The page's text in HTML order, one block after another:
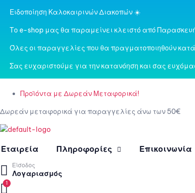
Ειδοποίηση Καλοκαιρινών Διακοπών ☀️
Το e-shop μας θα παραμείνει κλειστό από
Όλες οι παραγγελίες που θα πραγματοποιηθούν
Σας ευχαριστούμε για την κατανόηση και σας
Προϊόντα με Δωρεάν Μεταφορικά!
Δωρεάν μεταφορικά για παραγγελίες άνω των 50€
Εταιρεία Πληροφορίες Επικοινωνία
Είσοδος
Λογαριασμός
1